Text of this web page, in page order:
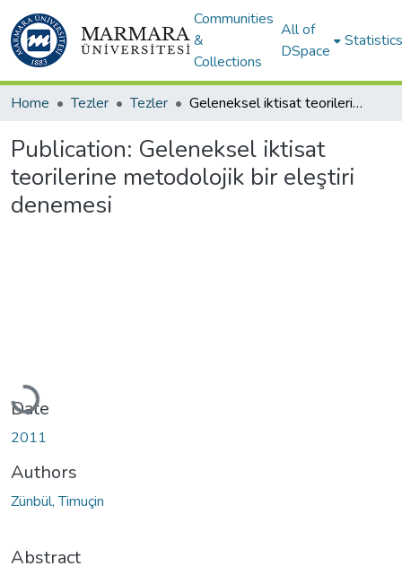
Communities
&
Collections
All of
DSpace
Statistics
Home Tezler Tezler Geleneksel iktisat teorilerine metodolojik bir eleştiri denemesi
Publication: Geleneksel iktisat
teorilerine metodolojik bir eleştiri
denemesi
Loading...
Date
2011
Authors
Zünbül, Timuçin
Abstract